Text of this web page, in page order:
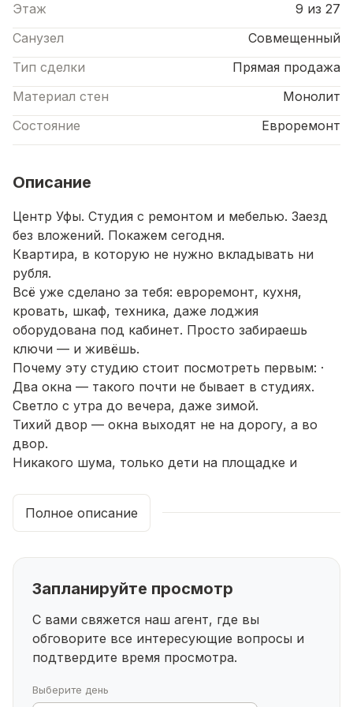
Этаж
9 из 27
Санузел
Совмещенный
Тип сделки
Прямая продажа
Материал стен
Монолит
Состояние
Евроремонт
Описание
Центр Уфы. Студия с ремонтом и мебелью. Заезд
без вложений. Покажем сегодня.
Квартира, в которую не нужно вкладывать ни
рубля.
Всё уже сделано за тебя: евроремонт, кухня,
кровать, шкаф, техника, даже лоджия
оборудована под кабинет. Просто забираешь
ключи — и живёшь.
Почему эту студию стоит посмотреть первым: ·
Два окна — такого почти не бывает в студиях.
Светло с утра до вечера, даже зимой.
Тихий двор — окна выходят не на дорогу, а во
двор.
Никакого шума, только дети на площадке и
Закрытая территория — въезд по кодовой двери,
консьерж.
Всё рядом — школа, садик, ТЦ, фитнес,
Выезд на Салаватку за 2 минуты — добираешься
до любой точки Уфы без пробок.
Для кого этот вариант:
— Для студентов-иногородников
— Для родителей с детьми
Полное описание
Запланируйте просмотр
С вами свяжется наш агент, где вы
обговорите все интересующие вопросы и
подтвердите время просмотра.
Выберите день